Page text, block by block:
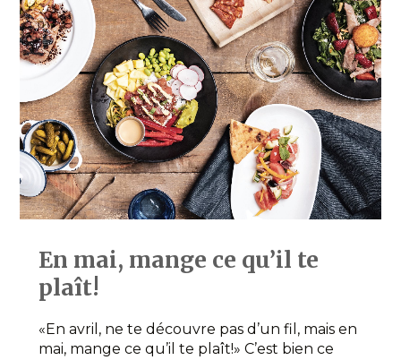
En mai, mange ce qu’il te
plaît!
«En avril, ne te découvre pas d’un fil, mais en
mai, mange ce qu’il te plaît!» C’est bien ce